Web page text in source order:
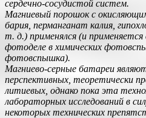
сердечно-сосудистой систем.
Магниевый порошок с
бария, перманганат калия,
т. д.) применялся (и применяется
фотоделе в химических
фотовспышка).
Магниево-серные батареи
перспективных, теоретически
литиевых, однако пока эта
лабораторных исследований в
некоторых технических